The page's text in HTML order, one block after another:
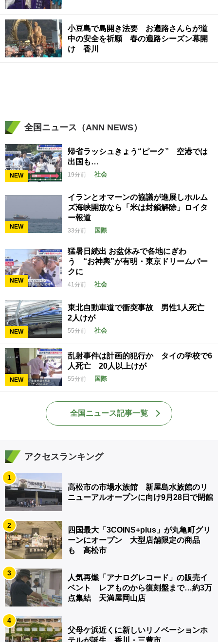
小豆島で島開き法要 お遍路さんらが道
中の安全を祈願 春の遍路シーズン幕開
け 香川
全国ニュース（ANN NEWS）
NEW
帰省ラッシュきょう“ピーク” 空港では
出国も…
19分前 社会
NEW
イランとオマーンの協議が進展しホルム
ズ海峡開放なら「米は封鎖解除」ロイタ
ー報道
33分前 国際
NEW
猛暑日続出 お盆休みで各地にぎわ
う “お神輿”が有明・東京ドリームパー
クに
41分前 社会
NEW
東北自動車道で衝突事故 男性1人死亡
2人けが
55分前 社会
NEW
乱射事件は計画的犯行か タイの学校で6
人死亡 20人以上けが
55分前 国際
全国ニュース記事一覧
アクセスランキング
1
高松市の市場水族館 新屋島水族館のリ
ニューアルオープンに向け9月28日で閉館
2
四国最大「3COINS+plus」が丸亀町グリ
ーンにオープン 大型店舗限定の商品
も 高松市
3
人気再燃「アナログレコード」の販売イ
ベント レアものから復刻盤まで…約3万
点集結 天満屋岡山店
4
父母ケ浜近くに新しいリノベーションホ
テルが誕生 香川・三豊市